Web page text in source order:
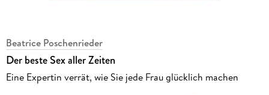
Beatrice Poschenrieder
Der beste Sex aller Zeiten
Eine Expertin verrät, wie Sie jede Frau glücklich machen